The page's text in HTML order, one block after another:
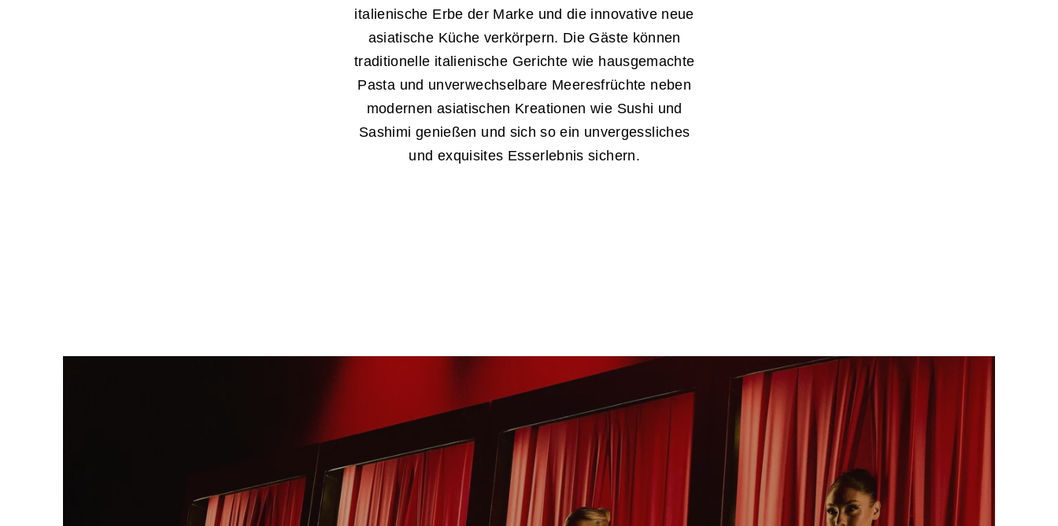
italienische Erbe der Marke und die innovative neue
asiatische Küche verkörpern. Die Gäste können
traditionelle italienische Gerichte wie hausgemachte
Pasta und unverwechselbare Meeresfrüchte neben
modernen asiatischen Kreationen wie Sushi und
Sashimi genießen und sich so ein unvergessliches
und exquisites Esserlebnis sichern.